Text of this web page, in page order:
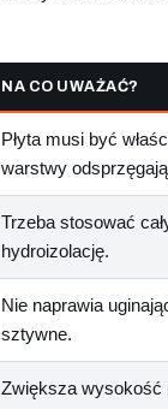
NA CO UWAŻAĆ?
Płyta musi być
warstwy
Trzeba stosować
hydroizolację.
Nie naprawia
sztywne.
Zwiększa wysokość